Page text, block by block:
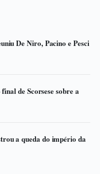
De Niro, Pacino e Pesci
de Scorsese sobre a
a queda do império da